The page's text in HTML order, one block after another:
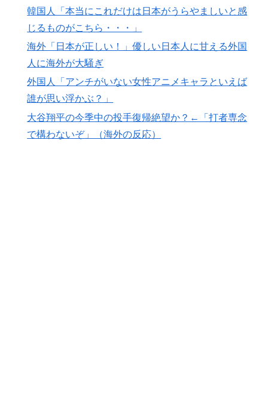
韓国人「本当にこれだけは日本がうらやましいと感
じるものがこちら・・・」
海外「日本が正しい！」優しい日本人に甘える外国
人に海外が大騒ぎ
外国人「アンチがいない女性アニメキャラといえば
誰が思い浮かぶ？」
大谷翔平の今季中の投手復帰絶望か？←「打者専念
で構わないぞ」（海外の反応）